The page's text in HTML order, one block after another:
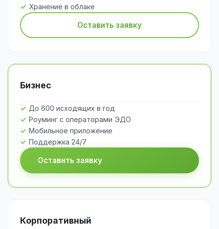
Хранение в облаке
Оставить заявку
Бизнес
До 600 исходящих в год
Роуминг с операторами ЭДО
Мобильное приложение
Поддержка 24/7
Оставить заявку
Корпоративный